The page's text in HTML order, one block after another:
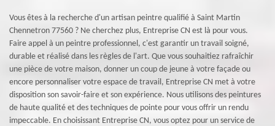
Vous êtes à la recherche d'un artisan peintre qualifié à Saint Martin
Chennetron 77560 ? Ne cherchez plus, Entreprise CN est là pour vous.
Faire appel à un peintre professionnel, c'est garantir un travail soigné,
durable et réalisé dans les règles de l'art. Que vous souhaitiez rafraîchir
une pièce de votre maison, donner un coup de jeune à votre façade ou
encore personnaliser votre espace de travail, Entreprise CN met à votre
disposition son savoir-faire et son expérience. Nous utilisons des peintures
de haute qualité et des techniques de pointe pour vous offrir un rendu
impeccable. En choisissant Entreprise CN, vous optez pour un service de